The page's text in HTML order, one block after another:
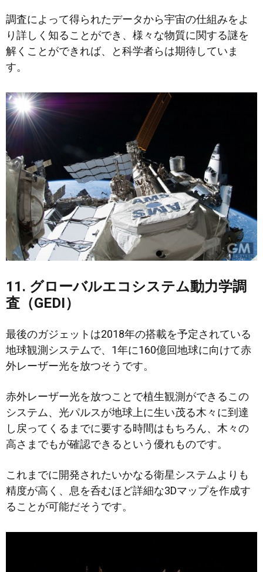
調査によって得られたデータから宇宙の仕組みをよ
り詳しく知ることができ、様々な物質に関する謎を
解くことができれば、と科学者らは期待していま
す。
11. グローバルエコシステム動力学調
査（GEDI）
最後のガジェットは2018年の搭載を予定されている
地球観測システムで、1年に160億回地球に向けて赤
外レーザー光を放つそうです。
赤外レーザー光を放つことで植生観測ができるこの
システム、光パルスが地球上に生い茂る木々に到達
し戻ってくるまでに要する時間はもちろん、木々の
高さまでもが確認できるという優れものです。
これまでに開発されたいかなる衛星システムよりも
精度が高く、息を呑むほど詳細な3Dマップを作成す
ることが可能だそうです。